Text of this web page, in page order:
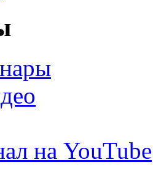
на YouTube